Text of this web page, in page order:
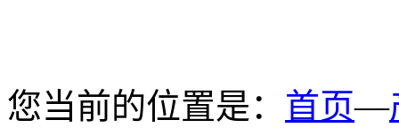
您当前的位置是： 首页—